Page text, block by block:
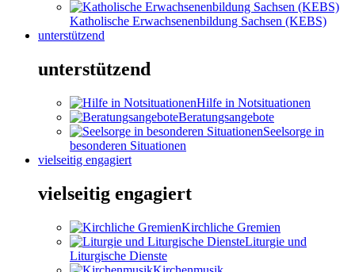
Katholische Erwachsenenbildung Sachsen (KEBS)
unterstützend
unterstützend
Hilfe in Notsituationen
Beratungsangebote
Seelsorge in
besonderen Situationen
vielseitig engagiert
vielseitig engagiert
Kirchliche Gremien
Liturgie und
Liturgische Dienste